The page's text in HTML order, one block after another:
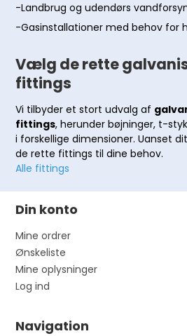
-Landbrug og udendørs
-Gasinstallationer med behov for
Vælg de rette
fittings
Vi tilbyder et stort udvalg af
fittings, herunder bøjninger, t-
i forskellige dimensioner. Uanset
de rette fittings til dine behov.
Alle fittings
Din konto
Mine ordrer
Ønskeliste
Mine oplysninger
Log ind
Navigation